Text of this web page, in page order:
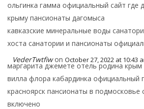
ольгинка гамма официальный сайт где
крыму пансионаты дагомыса
кавказские минеральные воды
хоста санатории и пансионаты
VederTwtfiw on October 27, 2022 at 10:43
маргарита джемете отель родина крым
вилла флора кабардинка официальный
красноярск пансионаты в подмосковье
включено